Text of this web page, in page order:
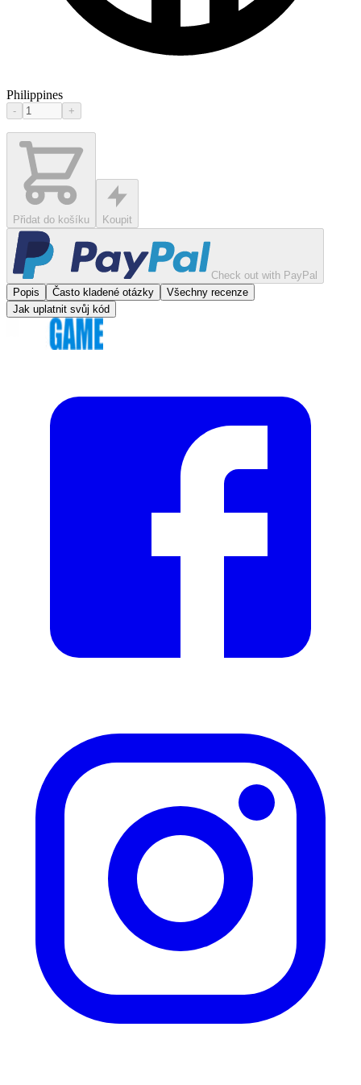
Philippines
- +
Přidat do košíku Koupit
Check out with PayPal
Popis
Často kladené otázky
Všechny recenze
Jak uplatnit svůj kód